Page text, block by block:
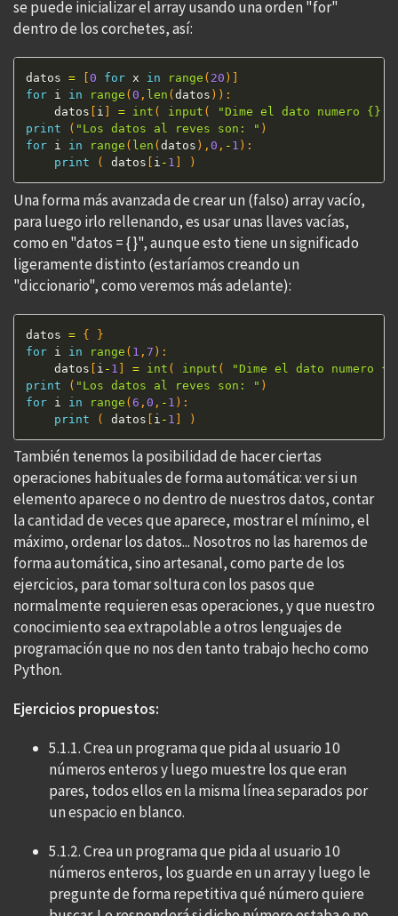
se puede inicializar el array usando una orden "for"
dentro de los corchetes, así:
datos = 0 for x in range ( 20 )
for i in range ( 0 , len ( datos ) ) :
    datos
i = int ( input (
"Dime el dato numero {}:
print
( "Los datos al reves son: " )
for i in range ( len ( datos ) , 0 , - 1 ) :
print
( datos i - 1 )
Una forma más avanzada de crear un (falso) array vacío,
para luego irlo rellenando, es usar unas llaves vacías,
como en "datos = { }", aunque esto tiene un significado
ligeramente distinto (estaríamos creando un
"diccionario", como veremos más adelante):
datos = {
}
for i in range ( 1 , 7 ) :
    datos
[ i - 1 ] = int ( input (
"Dime el dato numero
print
( "Los datos al reves son: " )
for i in range (6 , 0 , - 1 ) :
print
( datos [ i - 1 ] )
También tenemos la posibilidad de hacer ciertas
operaciones habituales de forma automática: ver si un
elemento aparece o no dentro de nuestros datos, contar
la cantidad de veces que aparece, mostrar el mínimo, el
máximo, ordenar los datos... Nosotros no las haremos de
forma automática, sino artesanal, como parte de los
ejercicios, para tomar soltura con los pasos que
normalmente requieren esas operaciones, y que nuestro
conocimiento sea extrapolable a otros lenguajes de
programación que no nos den tanto trabajo hecho como
Python.
Ejercicios propuestos:
5.1.1. Crea un programa que pida al usuario 10
números enteros y luego muestre los que eran
pares, todos ellos en la misma línea separados por
un espacio en blanco.
5.1.2. Crea un programa que pida al usuario 10
números enteros, los guarde en un array y luego le
pregunte de forma repetitiva qué número quiere